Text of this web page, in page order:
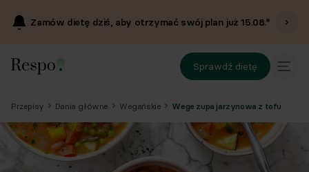
Zamów dietę dziś, aby otrzymać swój plan już15.08.*
Sprawdź dietę
Przepisy Dania główne Wegańskie Wege zupa jarzynowa z tofu